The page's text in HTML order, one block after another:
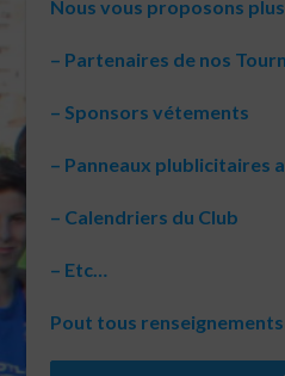
Nous vous proposons
– Partenaires de nos
– Sponsors vétements
– Panneaux plublicitaires
– Calendriers du Club
– Etc…
Pout tous